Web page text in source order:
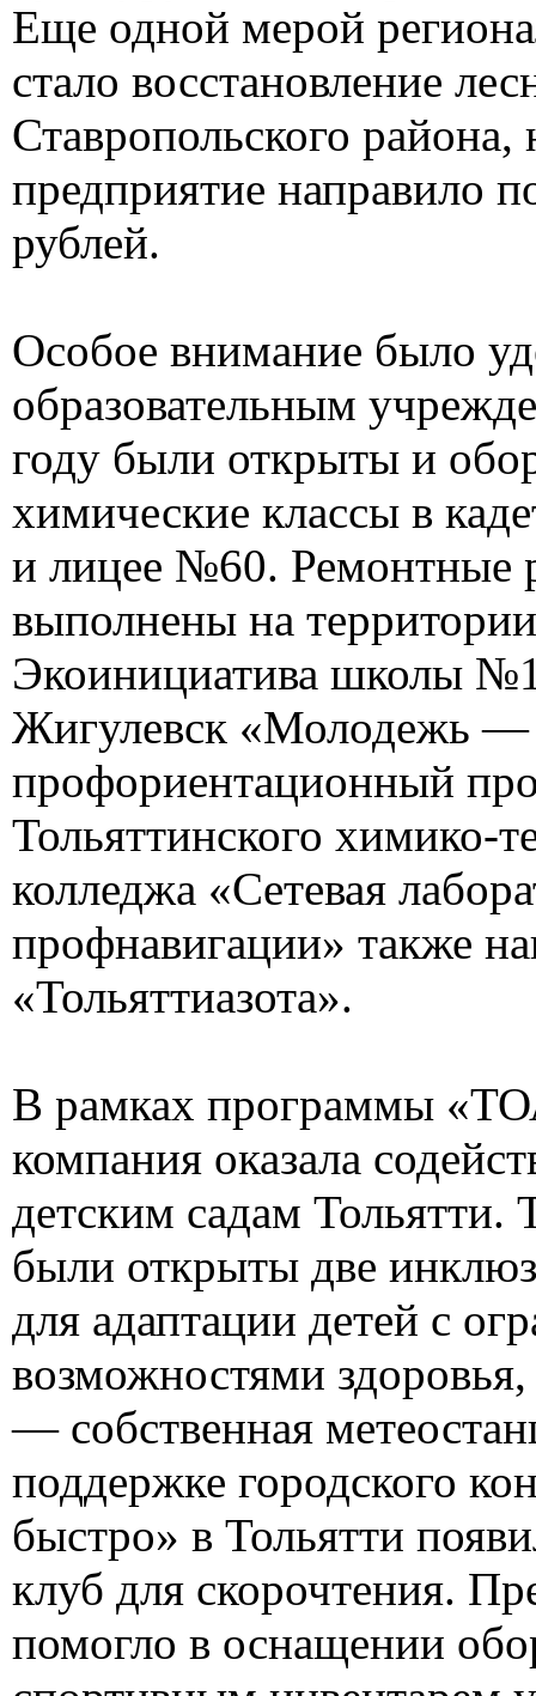
Еще одной мерой
стало восстановление
Ставропольского района,
предприятие направило
рублей.
Особое внимание было
образовательным
году были открыты и
химические классы в
и лицее №60. Ремонтные
выполнены на
Экоинициатива школы
Жигулевск «Молодежь —
профориентационный
Тольяттинского химико-
колледжа «Сетевая
профнавигации» также
«Тольяттиазота».
В рамках программы
компания оказала
детским садам Тольятти.
были открыты две
для адаптации детей с
возможностями
— собственная
поддержке городского
быстро» в Тольятти
клуб для скорочтения.
помогло в оснащении